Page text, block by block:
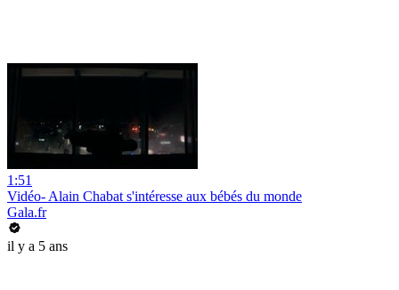
1:51
Vidéo- Alain Chabat s'intéresse aux bébés du monde
Gala.fr
il y a 5 ans